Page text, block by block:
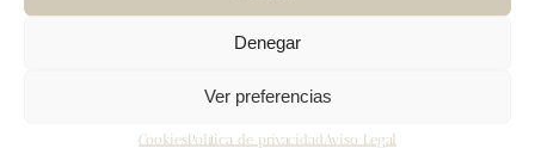
Denegar
Ver preferencias
CookiesPolítica de privacidad Aviso Legal